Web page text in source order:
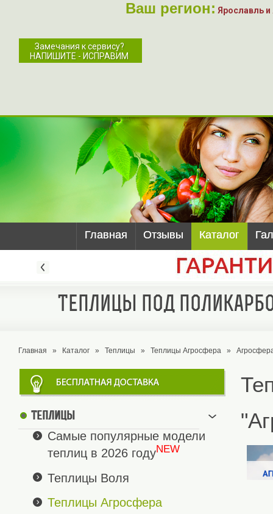
Ваш регион: Ярославль и
Замечания к сервису?
НАПИШИТЕ - ИСПРАВИМ
Главная Отзывы Каталог
Теплицы под
Главная » Каталог » Теплицы » Теплицы Агросфера »
Теплицы
Самые популярные модели
теплиц в 2026 годуNEW
Теплицы Воля
Теплицы Агросфера